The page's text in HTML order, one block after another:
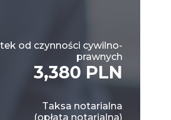
od czynności cywilno-
prawnych
3,380 PLN
Taksa notarialna
(opłata notarialna)